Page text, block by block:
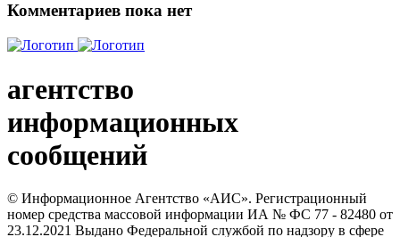
Комментариев пока нет
агентство
информационных
сообщений
© Информационное Агентство «АИС». Регистрационный
номер средства массовой информации ИА № ФС 77 - 82480 от
23.12.2021 Выдано Федеральной службой по надзору в сфере